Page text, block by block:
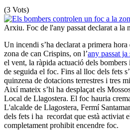
(3 Vots)
Arxiu. Foc de l'any passat declarat a la
Un incendi s’ha declarat a primera hora
zona de can Crispins, on l’any passat
el vent, la ràpida actuació dels
de seguida el foc. Fins al lloc dels fets
quinzena de dotacions terrestres i tres
Així mateix s’hi ha desplaçat els
Local de Llagostera. El foc hauria
L'alcalde de Llagostera, Fermí
dels fets i ha recordat que està activiat
completament prohibit encendre foc.